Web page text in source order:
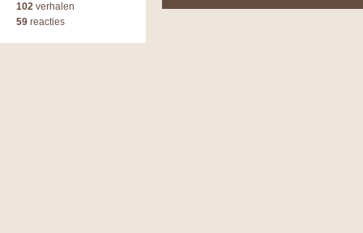
102 verhalen
59 reacties